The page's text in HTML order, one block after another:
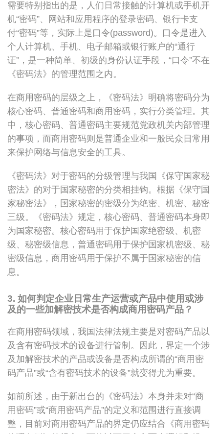
需要特别指出的是，人们日常接触的计算机或手机开
机“密码”、网站和应用程序的登录密码、银行卡支
付“密码”等，实际上是口令(password)。口令是进入
个人计算机、手机、电子邮箱或银行账户的“通行
证”，是一种简单、初级的身份认证手段，“口令”不在
《密码法》的管理范围之内。
在商用密码的层级之上，《密码法》明确将密码分为
核心密码、普通密码和商用密码，实行分类管理。其
中，核心密码、普通密码主要规范党政机关内部管理
的事项，而商用密码则是普通企业和一般民众日常用
来保护网络与信息安全的工具。
《密码法》对于密码的分级管理与我国《保守国家秘
密法》的对于国家秘密的分类相挂钩。根据《保守国
家秘密法》，国家秘密的密级分为绝密、机密、秘密
三级。《密码法》规定，核心密码、普通密码本身即
为国家秘密。核心密码用于保护国家绝密级、机密
级、秘密级信息，普通密码用于保护国家机密级、秘
密级信息，商用密码用于保护不属于国家秘密的信
息。
3. 如何判定企业日常生产运营或产品中使用或涉
及的一些加解密技术是否构成商用密码产品？
在商用密码领域，我国法律法规主要是对密码产品以
及含有密码技术的设备进行管制。因此，界定一个涉
及加解密技术的产品或设备是否构成所谓的“商用密
码产品”或“含有密码技术的设备”就变得尤为重要。
如前所述，由于新出台的《密码法》本身并未对“商
用密码”或“商用密码产品”的定义和范围进行直接调
整，目前对商用密码产品的界定仍应结合《商用密码